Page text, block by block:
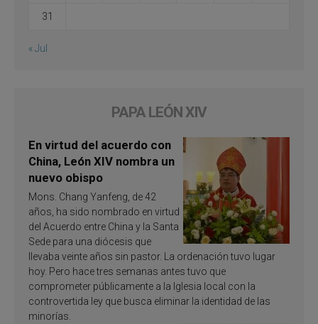
31
« Jul
PAPA LEÓN XIV
En virtud del acuerdo con
China, León XIV nombra un
nuevo obispo
Mons. Chang Yanfeng, de 42
años, ha sido nombrado en virtud
del Acuerdo entre China y la Santa
Sede para una diócesis que
llevaba veinte años sin pastor. La ordenación tuvo lugar
hoy. Pero hace tres semanas antes tuvo que
comprometer públicamente a la Iglesia local con la
controvertida ley que busca eliminar la identidad de las
minorías.